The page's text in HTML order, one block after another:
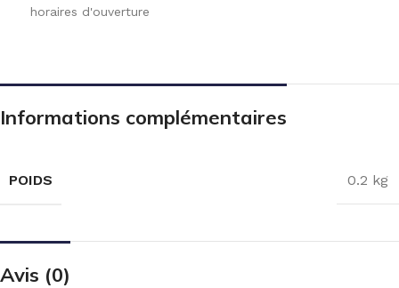
horaires d'ouverture
Informations complémentaires
POIDS 0.2 kg
Avis (0)